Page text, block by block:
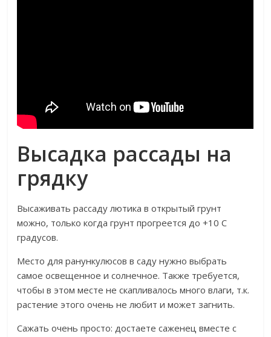
Высадка рассады на
грядку
Высаживать рассаду лютика в открытый грунт
можно, только когда грунт прогреется до +10 С
градусов.
Место для ранункулюсов в саду нужно выбрать
самое освещенное и солнечное. Также требуется,
чтобы в этом месте не скапливалось много влаги, т.к.
растение этого очень не любит и может загнить.
Сажать очень просто: достаете саженец вместе с